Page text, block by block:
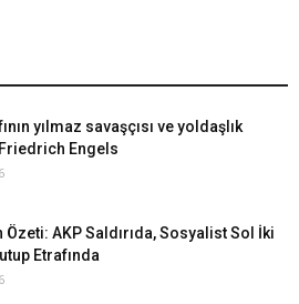
yılmaz savaşçısı ve yoldaşlık
Engels
Özeti: AKP Saldırıda, Sosyalist Sol İki
Etrafında